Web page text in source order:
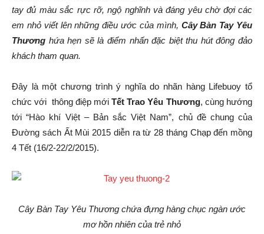
tay đủ màu sắc rực rỡ, ngộ nghĩnh và đáng yêu chờ đợi các
em nhỏ viết lên những điều ước của mình, Cây Bàn Tay Yêu
Thương hứa hẹn sẽ là điểm nhấn đặc biệt thu hút đông đảo
khách tham quan.
Đây là một chương trình ý nghĩa do nhãn hàng Lifebuoy tổ
chức với thông điệp mớiTết Trao Yêu Thương, cùng hướng
tới “Hào khí Việt – Bản sắc Việt Nam”, chủ đề chung của
Đường sách Ất Mùi 2015 diễn ra từ 28 tháng Chạp đến mồng
4 Tết (16/2-22/2/2015).
Cây Bàn Tay Yêu Thương chứa đựng hàng chục ngàn ước
mơ hồn nhiên của trẻ nhỏ